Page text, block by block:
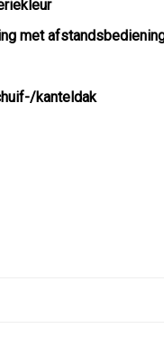
met
kanteldak